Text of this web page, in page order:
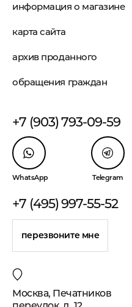
информация о магазине
карта сайта
архив проданного
обращения граждан
+7 (903) 793-09-59
WhatsApp Telegram
+7 (495) 997-55-52
перезвоните мне
Москва, Печатников